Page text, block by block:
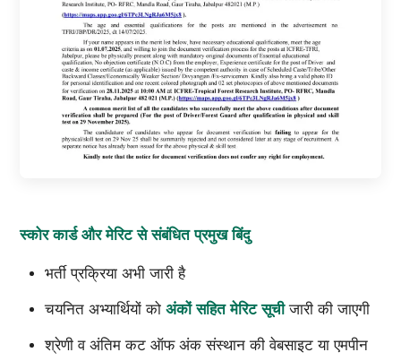
स्कोर कार्ड और मेरिट से संबंधित प्रमुख बिंदु
भर्ती प्रक्रिया अभी जारी है
चयनित अभ्यार्थियों को अंकों सहित मेरिट सूचीजारी की जाएगी
श्रेणी व अंतिम कट ऑफ अंक संस्थान की वेबसाइट या एमपीन